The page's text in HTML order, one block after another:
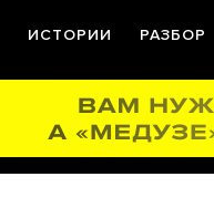
ИСТОРИИ РАЗБОР